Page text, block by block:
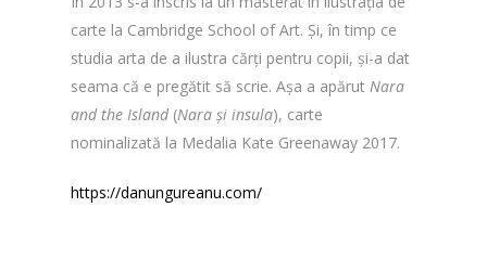
carte la Cambridge School of Art. Și, în timp ce
studia arta de a ilustra cărți pentru copii, și-a dat
seama că e pregătit să scrie. Așa a apărut Nara
and the Island (Nara și insula), carte
nominalizată la Medalia Kate Greenaway 2017.
https://danungureanu.com/